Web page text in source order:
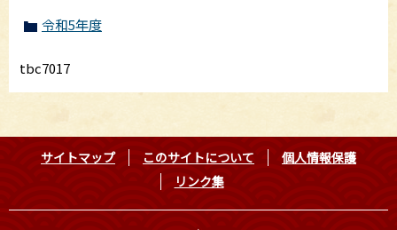
令和5年度
tbc7017
サイトマップ このサイトについて
個人情報保護
リンク集